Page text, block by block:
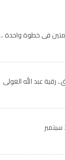
في خطوة واحدة ..
الغولي وغدير طيره
رقية عبد الله الغولي